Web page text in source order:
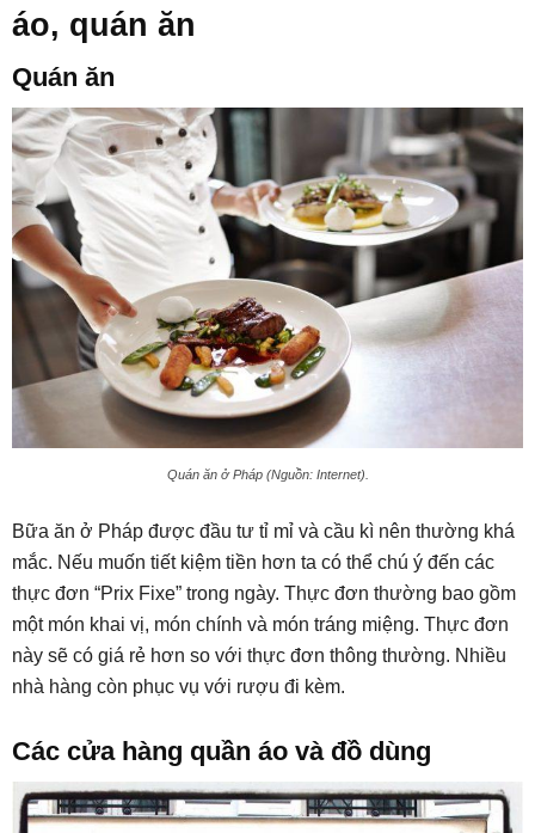
áo, quán ăn
Quán ăn
Quán ăn ở Pháp (Nguồn: Internet).
Bữa ăn ở Pháp được đầu tư tỉ mỉ và cầu kì nên thường khá
mắc. Nếu muốn tiết kiệm tiền hơn ta có thể chú ý đến các
thực đơn “Prix Fixe” trong ngày. Thực đơn thường bao gồm
một món khai vị, món chính và món tráng miệng. Thực đơn
này sẽ có giá rẻ hơn so với thực đơn thông thường. Nhiều
nhà hàng còn phục vụ với rượu đi kèm.
Các cửa hàng quần áo và đồ dùng